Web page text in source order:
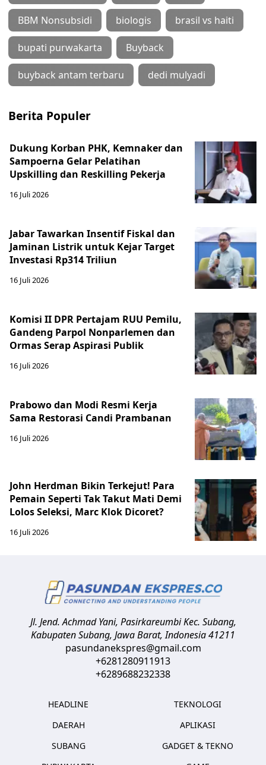
BBM Nonsubsidi biologis brasil vs haiti
bupati purwakarta Buyback
buyback antam terbaru dedi mulyadi
Berita Populer
Dukung Korban PHK, Kemnaker dan
Sampoerna Gelar Pelatihan
Upskilling dan Reskilling Pekerja
16 Juli 2026
Jabar Tawarkan Insentif Fiskal dan
Jaminan Listrik untuk Kejar Target
Investasi Rp314 Triliun
16 Juli 2026
Komisi II DPR Pertajam RUU Pemilu,
Gandeng Parpol Nonparlemen dan
Ormas Serap Aspirasi Publik
16 Juli 2026
Prabowo dan Modi Resmi Kerja
Sama Restorasi Candi Prambanan
16 Juli 2026
John Herdman Bikin Terkejut! Para
Pemain Seperti Tak Takut Mati Demi
Lolos Seleksi, Marc Klok Dicoret?
16 Juli 2026
Jl. Jend. Achmad Yani, Pasirkareumbi Kec. Subang,
Kabupaten Subang, Jawa Barat,Indonesia41211
pasundanekspres@gmail.com
+6281280911913
+6289688232338
HEADLINE
DAERAH
SUBANG
TEKNOLOGI
APLIKASI
GADGET & TEKNO